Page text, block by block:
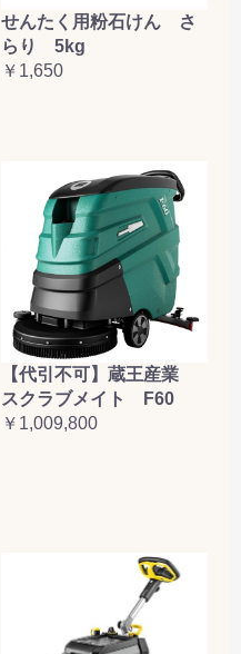
せんたく用粉石けん さ
らり 5kg
￥1,650
【代引不可】蔵王産業
スクラブメイト F60
￥1,009,800